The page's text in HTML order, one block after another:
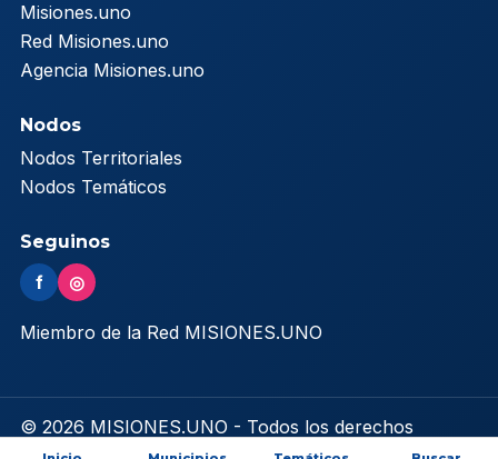
Misiones.uno
Red Misiones.uno
Agencia Misiones.uno
Nodos
Nodos Territoriales
Nodos Temáticos
Seguinos
f ◎
Miembro de la Red MISIONES.UNO
© 2026 MISIONES.UNO - Todos los derechos
reservados